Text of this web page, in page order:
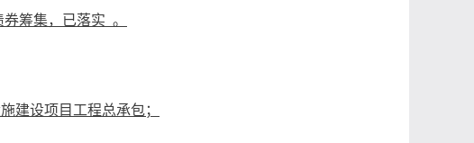
筹集，已落实 。
建设项目工程总承包；